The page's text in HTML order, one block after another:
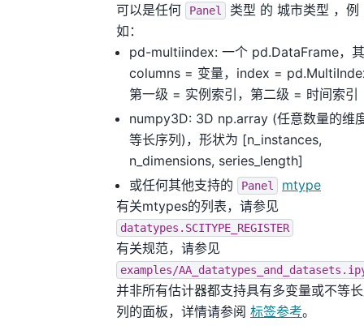
可以是任何
Panel 类型 的 城市类型 ，例
如：
pd-multiindex: 一个 pd.DataFrame，
columns = 变量，index =
第一级 = 实例索引，第二级 = 时间索引
numpy3D: 3D np.array (任意数量的维
等长序列)，形状为 [n_instances,
n_dimensions, series_length]
或任何其他支持的
Panel
mtype
有关mtypes的列表，请参见
datatypes.SCITYPE_REGISTER
有关规范，请参见
examples/
并非所有估计器都支持具有多变量或不等
列的面板，详情请参阅 标签参考。